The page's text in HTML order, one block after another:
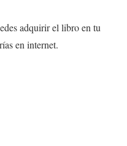
adquirir el libro en tu
en internet.